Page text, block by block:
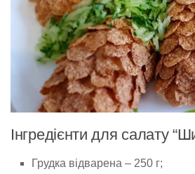
Інгредієнти для салату
Грудка відварена – 250 г;